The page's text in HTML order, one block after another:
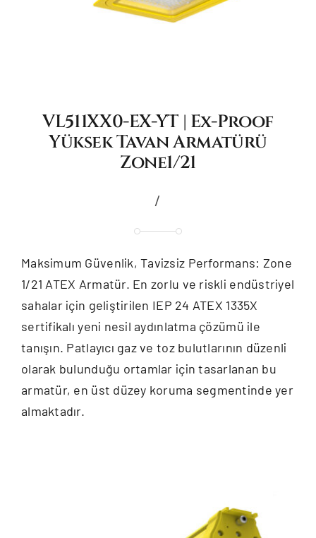
VL511XX0-EX-YT | Ex-Proof
Yüksek Tavan Armatürü
Zone1/21
/
Maksimum Güvenlik, Tavizsiz Performans: Zone
1/21 ATEX Armatür. En zorlu ve riskli endüstriyel
sahalar için geliştirilen IEP 24 ATEX 1335X
sertifikalı yeni nesil aydınlatma çözümü ile
tanışın. Patlayıcı gaz ve toz bulutlarının düzenli
olarak bulunduğu ortamlar için tasarlanan bu
armatür, en üst düzey koruma segmentinde yer
almaktadır.